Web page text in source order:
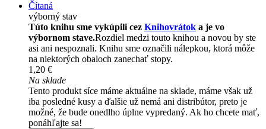
Čítaná
výborný stav
Túto knihu sme vykúpili cez Knihovrátok a je vo
výbornom stave.Rozdiel medzi touto knihou a novou by ste
asi ani nespoznali. Knihu sme označili nálepkou, ktorá môže
na niektorých obaloch zanechať stopy.
1,20 €
Na sklade
Tento produkt síce máme aktuálne na sklade, máme však už
iba posledné kusy a ďalšie už nemá ani distribútor, preto je
možné, že bude onedlho úplne vypredaný. Ak ho chcete mať,
ponáhľajte sa!